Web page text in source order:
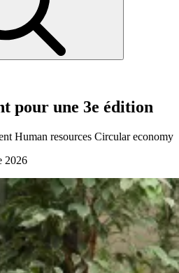
pour une 3e édition
Human resources Circular economy
2026